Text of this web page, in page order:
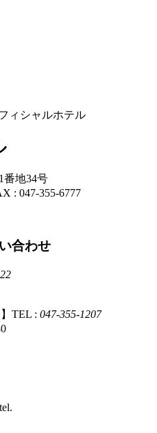
ィシャルホテル
番地34号
: 047-355-6777
合わせ
TEL : 047-355-1207